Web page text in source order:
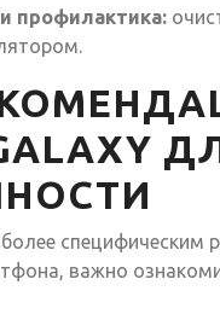
профилактика:
более
важно